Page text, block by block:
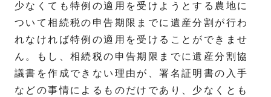
少なくても特例の適用を受けようとする農地に
ついて相続税の申告期限までに遺産分割が行わ
れなければ特例の適用を受けることができませ
ん。もし、相続税の申告期限までに遺産分割協
議書を作成できない理由が、署名証明書の入手
などの事情によるものだけであり、少なくとも